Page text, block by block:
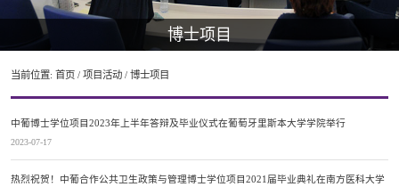
博士项目
当前位置: 首页/ 项目活动/ 博士项目
中葡博士学位项目2023年上半年答辩及毕业仪式在葡萄牙里斯本大学学院举行
2023-07-17
热烈祝贺！中葡合作公共卫生政策与管理博士学位项目2021届毕业典礼在南方医科大学